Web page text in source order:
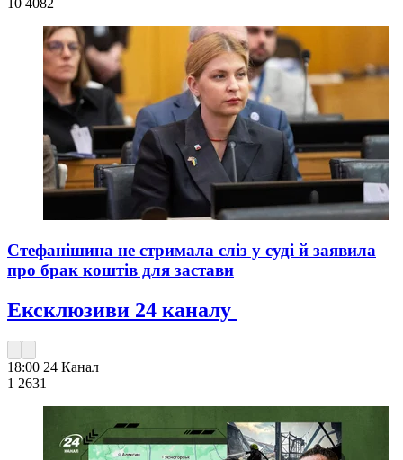
10 4082
Стефанішина не стримала сліз у суді й заявила
про брак коштів для застави
Ексклюзиви 24 каналу
18:00 24 Канал
1 2631